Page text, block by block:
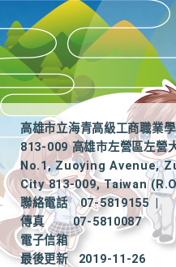
高雄市立海青高級工商職業
813-009 高雄市左營區左營
No.1, Zuoying Avenue,
City 813-009, Taiwan
聯絡電話
07-5819155
|
傳真
07-5810087
電子信箱
最後更新
2019-11-26